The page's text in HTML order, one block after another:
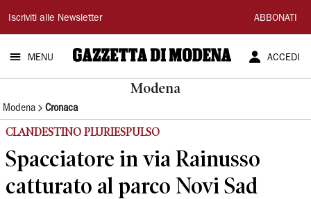
Gazzetta
di
Modena
Iscriviti alle Newsletter ABBONATI
MENU ACCEDI
Modena
Modena Cronaca
CLANDESTINO PLURIESPULSO
Spacciatore in via Rainusso
catturato al parco Novi Sad